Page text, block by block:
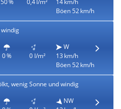
50 % 0,4 l/m²
14 km/h
Böen 52 km/h
0 % 0 l/m²
W
13 km/h
Böen 52 km/h
wenig Sonne und windig
NW